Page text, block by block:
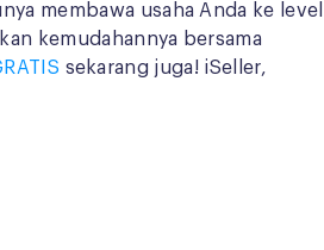
membawa usaha Anda ke level
kemudahannya bersama
sekarang juga! iSeller,